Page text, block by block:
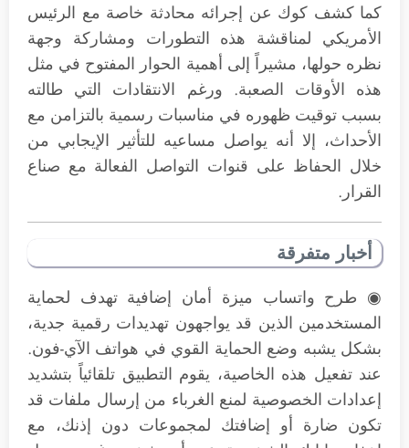
كما كشف كوك عن إجرائه محادثة خاصة مع الرئيس
الأمريكي لمناقشة هذه التطورات ومشاركة وجهة
نظره حولها، مشيراً إلى أهمية الحوار المفتوح في مثل
هذه الأوقات الصعبة. ورغم الانتقادات التي طالته
بسبب توقيت ظهوره في مناسبات رسمية بالتزامن مع
الأحداث، إلا أنه يواصل مساعيه للتأثير الإيجابي من
خلال الحفاظ على قنوات التواصل الفعالة مع صناع
القرار.
أخبار متفرقة
◉ طرح واتساب ميزة أمان إضافية تهدف لحماية
المستخدمين الذين قد يواجهون تهديدات رقمية جدية،
بشكل يشبه وضع الحماية القوي في هواتف الآي-فون.
عند تفعيل هذه الخاصية، يقوم التطبيق تلقائياً بتشديد
إعدادات الخصوصية لمنع الغرباء من إرسال ملفات قد
تكون ضارة أو إضافتك لمجموعات دون إذنك، مع